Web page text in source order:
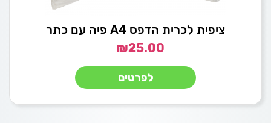
ציפית לכרית הדפס A4 פיה עם כתר
₪25.00
לפרטים